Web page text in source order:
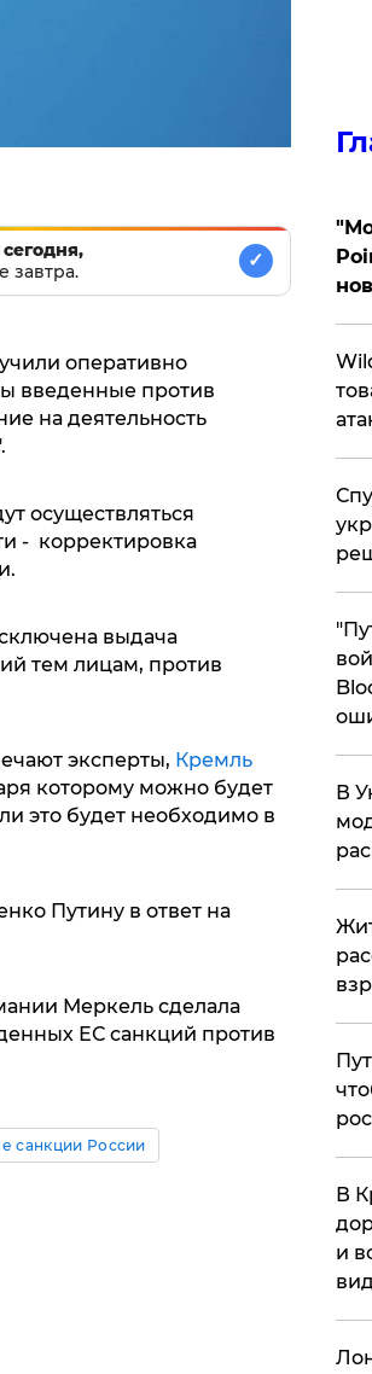
завтра.
✓
оперативно
введенные против
на деятельность
осуществляться
- корректировка
выдача
тем лицам, против
эксперты, Кремль
которому можно будет
это будет необходимо в
Путину в ответ на
Меркель сделала
ЕС санкций против
санкции России
В
В
и